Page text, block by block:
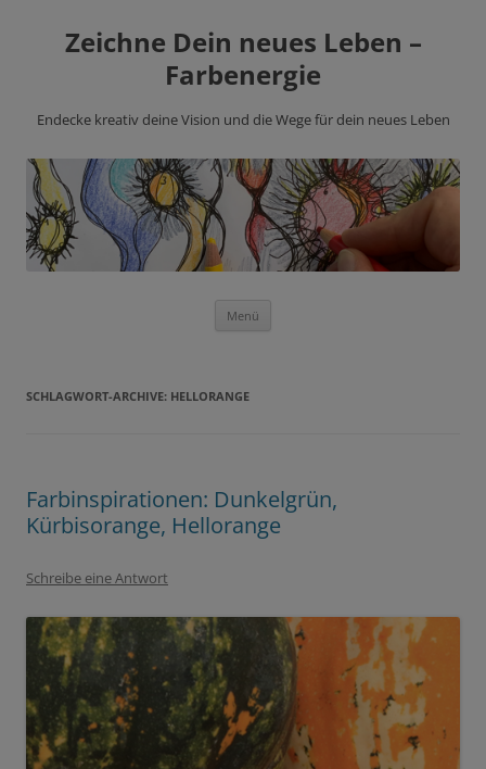
Zeichne Dein neues Leben –
Farbenergie
Endecke kreativ deine Vision und die Wege für dein neues Leben
Menü
SCHLAGWORT-ARCHIVE: HELLORANGE
Farbinspirationen: Dunkelgrün,
Kürbisorange, Hellorange
Schreibe eine Antwort